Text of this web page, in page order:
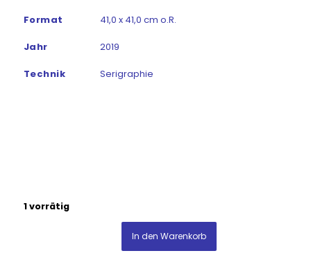
Format 41,0 x 41,0 cm o.R.
Jahr 2019
Technik Serigraphie
1 vorrätig
In den Warenkorb